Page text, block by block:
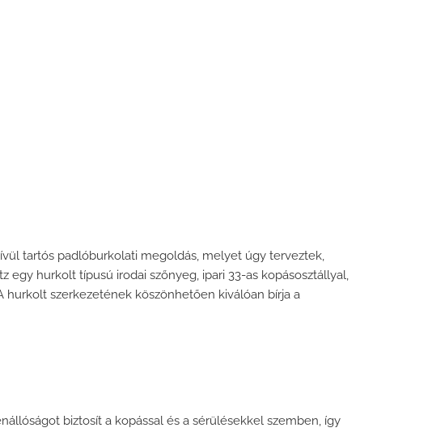
tartós padlóburkolati megoldás, melyet úgy terveztek,
hurkolt típusú irodai szőnyeg, ipari 33-as kopásosztállyal,
szerkezetének köszönhetően kiválóan bírja a
biztosít a kopással és a sérülésekkel szemben, így